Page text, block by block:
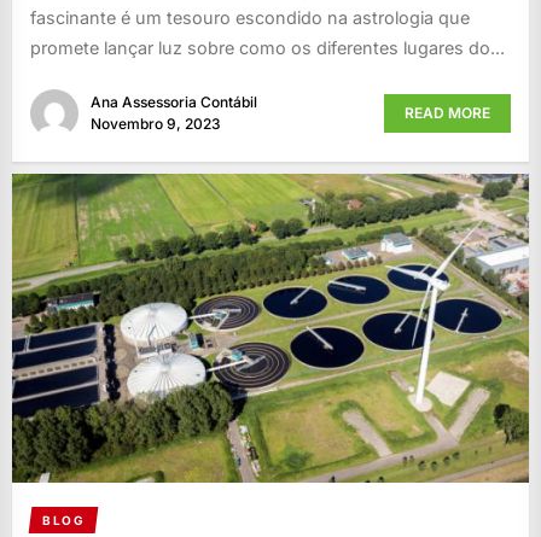
fascinante é um tesouro escondido na astrologia que
promete lançar luz sobre como os diferentes lugares do...
Ana Assessoria Contábil
Novembro 9, 2023
READ MORE
BLOG